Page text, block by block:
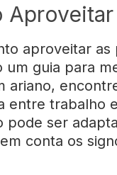
aproveitar as
um guia para
ariano,
entre trabalho
pode ser
conta os